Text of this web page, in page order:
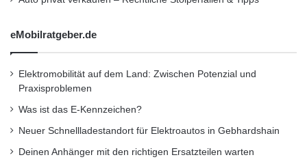
exakter als indirekte
Die Autohersteller können zwischen direkten
und indirekten RDKS Reifendruck-
Kontrollsystemen wählen. Beim direkten
System ist jedes Rad mit einem Sensor
eMobilratgeber.de
Elektromobilität auf dem Land: Zwischen Potenzial und
Praxisproblemen
Was ist das E-Kennzeichen?
Neuer Schnellladestandort für Elektroautos in Gebhardshain
Deinen Anhänger mit den richtigen Ersatzteilen warten